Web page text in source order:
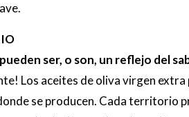
ser, o son, un reflejo del
Los aceites de oliva virgen
se producen. Cada territorio